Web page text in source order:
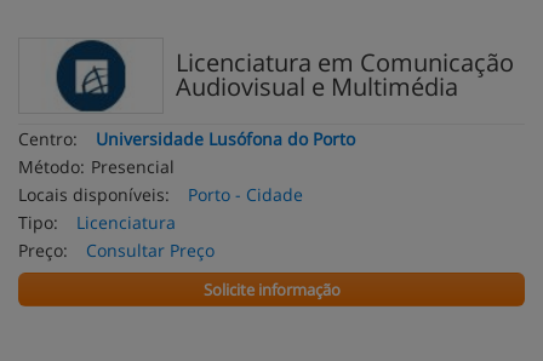
Licenciatura em Comunicação
Audiovisual e Multimédia
Centro:
Universidade Lusófona do Porto
Método: Presencial
Locais disponíveis:
Porto - Cidade
Tipo:
Licenciatura
Preço:
Consultar Preço
Solicite informação